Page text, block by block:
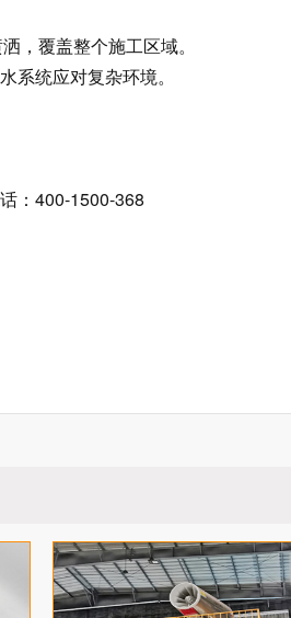
，覆盖整个施工区域。
系统应对复杂环境。
：400-1500-368